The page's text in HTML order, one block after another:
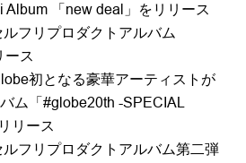
Album 「new deal」をリリース
フリプロダクトアルバム
ース
初となる豪華アーティストが
ム「#globe20th -SPECIAL
リース
フリプロダクトアルバム第二弾